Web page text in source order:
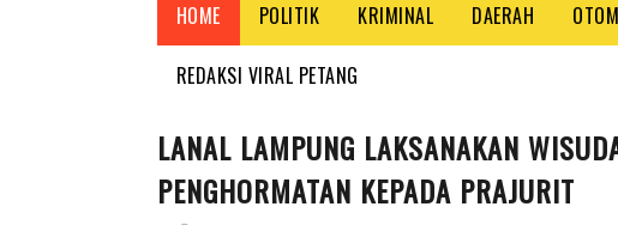
HOME POLITIK KRIMINAL DAERAH
REDAKSI VIRAL PETANG
LANAL LAMPUNG LAKSANAKAN
PENGHORMATAN KEPADA PRAJURIT